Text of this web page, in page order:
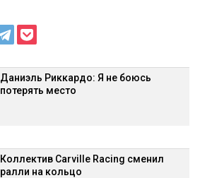
Даниэль Риккардо: Я не боюсь
потерять место
Коллектив Carville Racing сменил
ралли на кольцо